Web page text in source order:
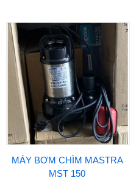
MÁY BƠM CHÌM MASTRA
MST 150